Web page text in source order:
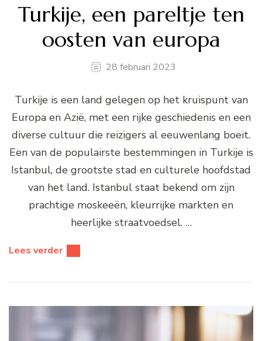
Turkije, een pareltje ten
oosten van europa
28 februari 2023
Turkije is een land gelegen op het kruispunt van
Europa en Azië, met een rijke geschiedenis en een
diverse cultuur die reizigers al eeuwenlang boeit.
Een van de populairste bestemmingen in Turkije is
Istanbul, de grootste stad en culturele hoofdstad
van het land. Istanbul staat bekend om zijn
prachtige moskeeën, kleurrijke markten en
heerlijke straatvoedsel. …
Lees verder